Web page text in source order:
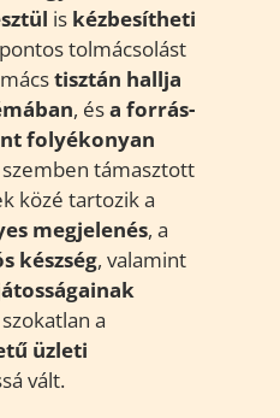
is kézbesítheti
tolmácsolást
tisztán hallja
, ésa forrás-
folyékonyan
támasztott
közé tartozik a
megjelenés, a
készség, valamint
a
üzleti
vált.